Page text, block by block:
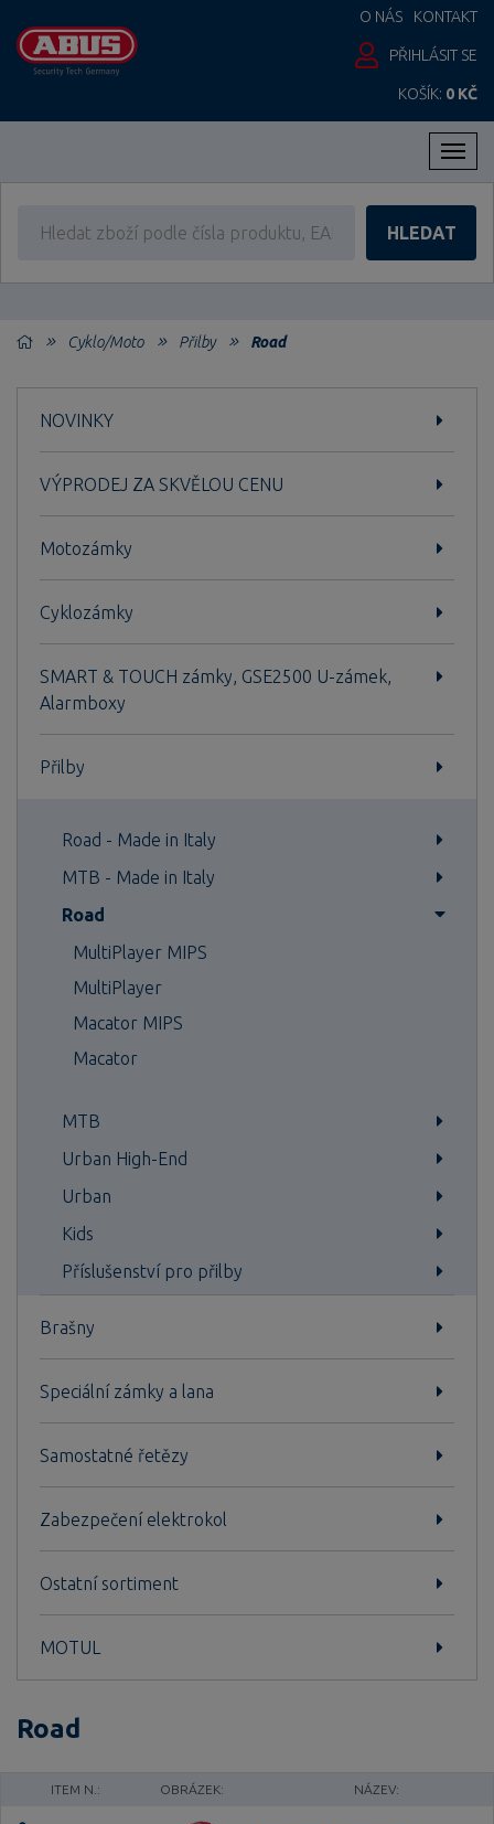
O NÁS KONTAKT
PŘIHLÁSIT SE
KOŠÍK: 0 KČ
HLEDAT
Cyklo/Moto Přilby Road
NOVINKY
VÝPRODEJ ZA SKVĚLOU CENU
Motozámky
Cyklozámky
SMART & TOUCH zámky, GSE2500 U-zámek,
Alarmboxy
Přilby
Road - Made in Italy
MTB - Made in Italy
Road
MultiPlayer MIPS
MultiPlayer
Macator MIPS
Macator
MTB
Urban High-End
Urban
Kids
Příslušenství pro přilby
Brašny
Speciální zámky a lana
Samostatné řetězy
Zabezpečení elektrokol
Ostatní sortiment
MOTUL
Road
ITEM N.: OBRÁZEK: NÁZEV: